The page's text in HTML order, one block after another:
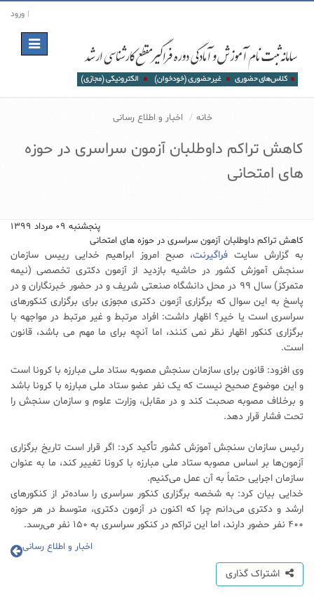
ورود
Toggle
navigation
خانه اخبار و اطلاع رسانی
کاهش تراکم داوطلبان آزمون سراسری در حوزه
های امتحانی
پنجشنبه ۰۹ مرداد ۱۳۹۹
کاهش تراکم داوطلبان آزمون سراسری در حوزه های امتحانی
به گزارش سایت فراگیرنت، صبح امروز ابراهیم خدایی رییس سازمان
سنجش آموزش کشور در حاشیه بازدید از آزمون دکتری تخصصی (نیمه
متمرکز) سال ۹۹ در محل دانشگاه صنعتی شریف و در حضور خبرنگاران و در
پاسخ به این سوال که برگزاری آزمون دکتری مجوزی برای برگزاری کنکورهای
سراسری است یا خیر؟ اظهار داشت: افراد مرتبط و غیر مرتبط در مواجهه با
برگزاری کنکور اظهار نظر نمی کنند، اما آنچه برای ما مهم می باشد، قانون
است.
وی افزود: قانون برای سازمان سنجش مصوبه ستاد ملی مبارزه با کرونا است
و این موضوع صحیح نیست که یک نفر عضو ستاد ملی مبارزه با کرونا باشد
و برخلاف مصوبه صحبت کند و در مقابل، وزارت علوم و سازمان سنجش را
تحت فشار قرار دهد.
رئیس سازمان سنجش آموزش کشور تأکید کرد: اگر قرار است تاریخ برگزاری
آزمون‌ها بر اساس مصوبه ستاد ملی مبارزه با کرونا تغییر کند، ما به عنوان
سازمان اجرایی حتماً به آن عمل می‌کنیم.
خدایی بیان کرد: به شخصه برگزاری کنکور سراسری را ساده‌تر از کنکور‌های
ارشد و دکتری می‌دانم چرا که اکنون در آزمون دکتری، متوسط در هر حوزه
۴۰۰ نفر حضور دارند، اما این تراکم در کنکور سراسری به ۱۵۰ نفر می‌رسد.
اخبار و اطلاع رسانی
اشتراک گذاری